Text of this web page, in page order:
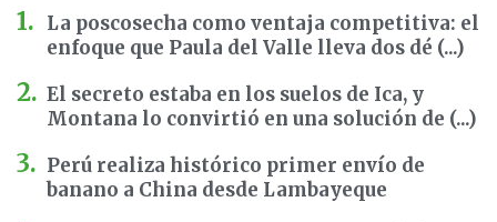
La poscosecha como ventaja competitiva: el
enfoque que Paula del Valle lleva dos dé (...)
El secreto estaba en los suelos de Ica, y
Montana lo convirtió en una solución de (...)
Perú realiza histórico primer envío de
banano a China desde Lambayeque